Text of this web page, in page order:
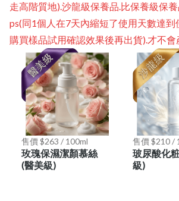
走高階質地).沙龍級保養品.比保養級保
ps(同1個人在7天內縮短了使用天數達
購買樣品試用確認效果後再出貨).才不會
售價 $263 / 100ml
玫瑰保濕潔顏慕絲
(醫美級)
售價 $210 /
玻尿酸化
級)